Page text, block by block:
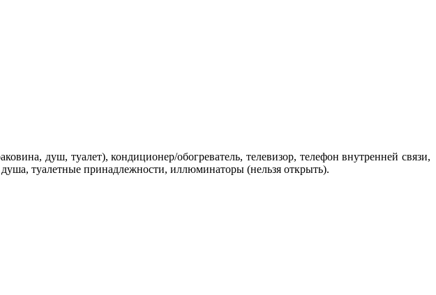
душ, туалет), кондиционер/обогреватель, телевизор, телефон внутренней связи,
туалетные принадлежности, иллюминаторы (нельзя открыть).